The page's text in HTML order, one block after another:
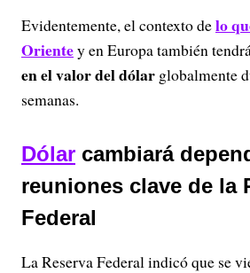
Evidentemente, el contexto delo
Orientey en Europa también
en el valor del dólar globalmente
semanas.
Dólar cambiará
reuniones clave de la
Federal
La Reserva Federal indicó que se